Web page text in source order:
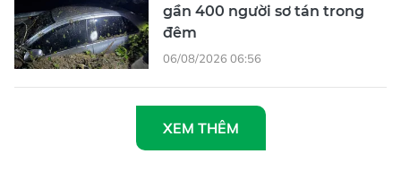
gần 400 người sơ tán trong
đêm
06/08/2026 06:56
XEM THÊM